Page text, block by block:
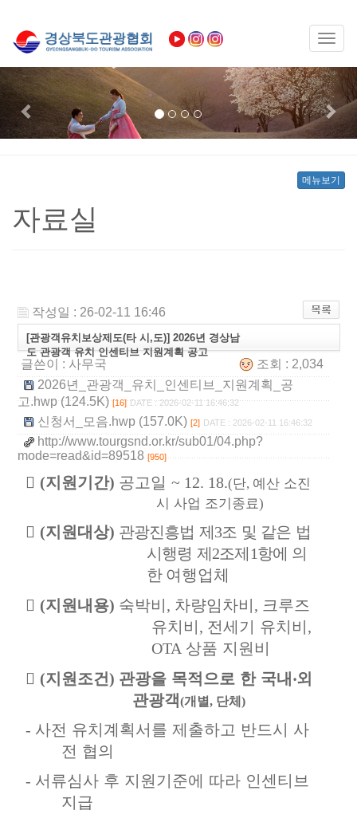
Previous
메뉴보기
자료실
작성일 : 26-02-11 16:46
[관광객유치보상제도(타 시,도)] 2026년 경상남
도 관광객 유치 인센티브 지원계획 공고
글쓴이 : 사무국
조회 : 2,034
2026년_관광객_유치_인센티브_지원계획_공
고.hwp (124.5K) [16] DATE : 2026-02-11 16:46:32
신청서_모음.hwp (157.0K) [2] DATE : 2026-02-11 16:46:32
http://www.tourgsnd.or.kr/sub01/04.php?
mode=read&id=89518 [950]
 (지원기간) 공고일 ~ 12. 18.(단, 예산 소진
시 사업 조기종료)
 (지원대상) 관광진흥법 제3조 및 같은 법
시행령 제2조제 1항에 의
한 여행업체
 (지원내용) 숙박비, 차량임차비, 크루즈
유치비, 전세기 유치비,
OTA 상품 지원비
 (지원조건) 관광을 목적으로 한 국내‧외
관광객(개별, 단체)
- 사전 유치계획서를 제출하고 반드시 사
전 협의
- 서류심사 후 지원기준에 따라 인센티브
지급